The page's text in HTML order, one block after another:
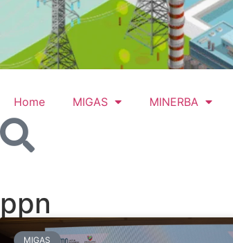
Home MIGAS MINERBA
ppn
MIGAS